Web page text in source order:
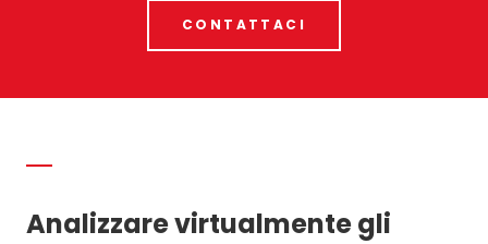
CONTATTACI
Analizzare virtualmente gli